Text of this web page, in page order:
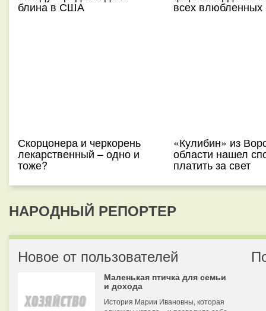
блина в США всех влюбленных
Скорцонера и черкорень
лекарственный – одно и
тоже?
«Кулибин» из
области нашел
платить за свет
НАРОДНЫЙ РЕПОРТЕР
Новое от пользователей
Маленькая птичка для семьи
и дохода
История Марии Ивановны, которая